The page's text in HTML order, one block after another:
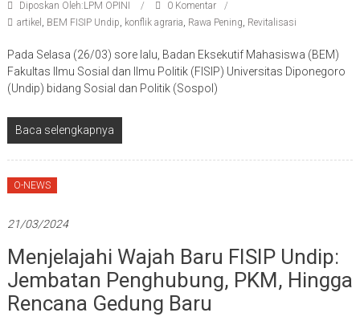
Diposkan Oleh:LPM OPINI
0 Komentar
artikel , BEM FISIP Undip, konflik agraria, Rawa Pening, Revitalisasi
Pada Selasa (26/03) sore lalu, Badan Eksekutif Mahasiswa (BEM)
Fakultas Ilmu Sosial dan Ilmu Politik (FISIP) Universitas Diponegoro
(Undip) bidang Sosial dan Politik (Sospol)
Baca selengkapnya
O-NEWS
21/03/2024
Menjelajahi Wajah Baru FISIP Undip:
Jembatan Penghubung, PKM, Hingga
Rencana Gedung Baru